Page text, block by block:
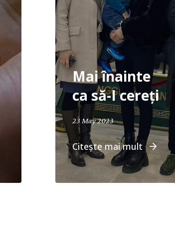
Mai înainte
ca să-I cereți
23 May 2023
Citește mai mult